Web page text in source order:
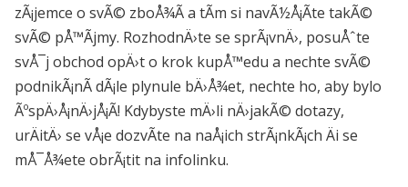
zÃ¡jemce o svÃ© zboÅ¾Ã­ a tÃ­m si navÃ½Å¡Ã­te takÃ©
svÃ© pÅ™Ã­jmy. RozhodnÄ›te se sprÃ¡vnÄ›, posuÅˆte
svÅ¯j obchod opÄ›t o krok kupÅ™edu a nechte svÃ©
podnikÃ¡nÃ­ dÃ¡le plynule bÄ›Å¾et, nechte ho, aby bylo
ÃºspÄ›Å¡nÄ›jÅ¡Ã­! Kdybyste mÄ›li nÄ›jakÃ© dotazy,
urÄitÄ› se vÅ¡e dozvÃ­te na naÅ¡ich strÃ¡nkÃ¡ch Äi se
mÅ¯Å¾ete obrÃ¡tit na infolinku.